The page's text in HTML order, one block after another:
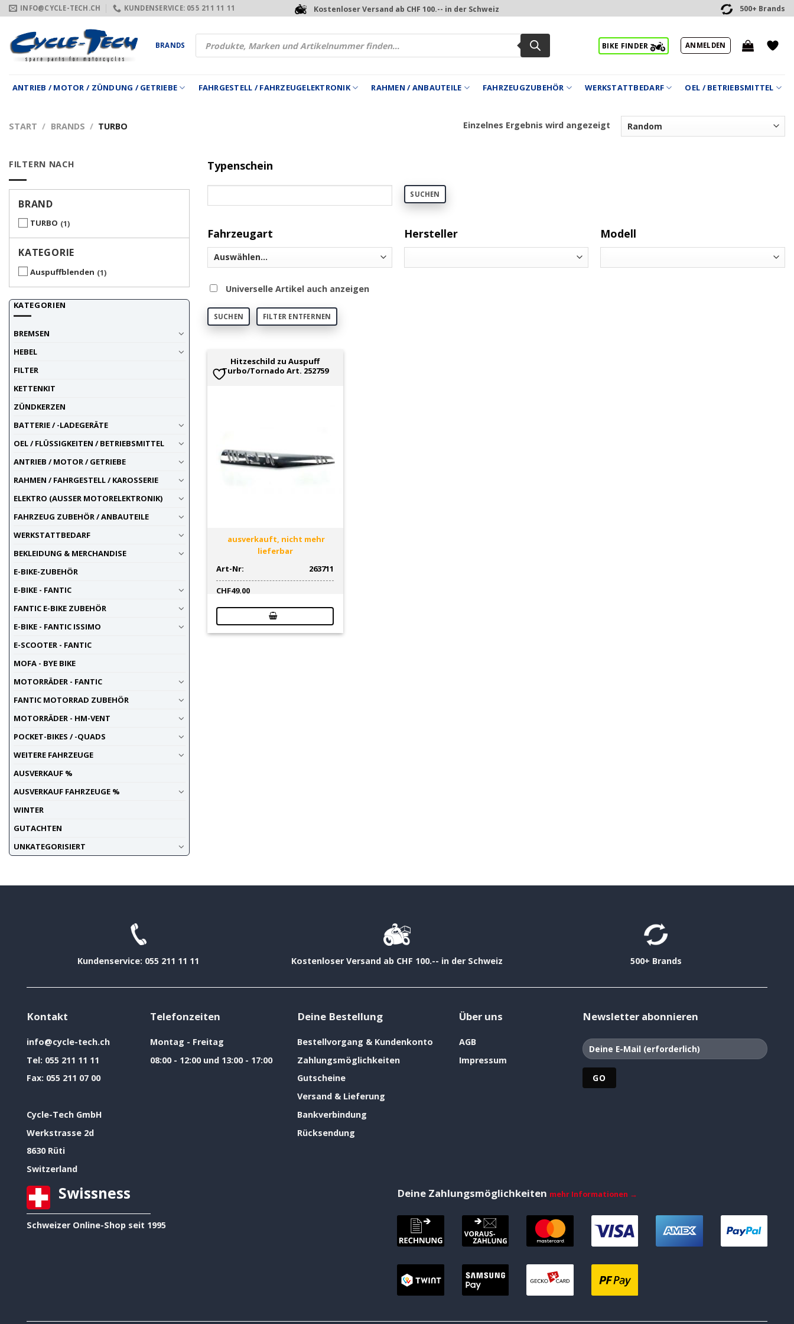
Zum
Inhalt
springen
INFO@CYCLE-TECH.CH KUNDENSERVICE: 055 211 11 11 Kostenloser Versand ab CHF 100.-- in der Schweiz 500+ Brands
BRANDS
Products
search
BIKE FINDER ANMELDEN
ANTRIEB / MOTOR / ZÜNDUNG / GETRIEBE FAHRGESTELL / FAHRZEUGELEKTRONIK RAHMEN / ANBAUTEILE FAHRZEUGZUBEHÖR WERKSTATTBEDARF OEL / BETRIEBSMITTEL
START / BRANDS / TURBO Einzelnes Ergebnis wird angezeigt
FILTERN NACH
BRAND
TURBO 1
KATEGORIE
Auspuffblenden 1
KATEGORIEN
BREMSEN
HEBEL
FILTER
KETTENKIT
ZÜNDKERZEN
BATTERIE / -LADEGERÄTE
OEL / FLÜSSIGKEITEN / BETRIEBSMITTEL
ANTRIEB / MOTOR / GETRIEBE
RAHMEN / FAHRGESTELL / KAROSSERIE
ELEKTRO (AUSSER MOTORELEKTRONIK)
FAHRZEUG ZUBEHÖR / ANBAUTEILE
WERKSTATTBEDARF
BEKLEIDUNG & MERCHANDISE
E-BIKE-ZUBEHÖR
E-BIKE - FANTIC
FANTIC E-BIKE ZUBEHÖR
E-BIKE - FANTIC ISSIMO
E-SCOOTER - FANTIC
MOFA - BYE BIKE
MOTORRÄDER - FANTIC
FANTIC MOTORRAD ZUBEHÖR
MOTORRÄDER - HM-VENT
POCKET-BIKES / -QUADS
WEITERE FAHRZEUGE
AUSVERKAUF %
AUSVERKAUF FAHRZEUGE %
WINTER
GUTACHTEN
UNKATEGORISIERT
Typenschein
SUCHEN
Fahrzeugart Hersteller Modell
Universelle Artikel auch anzeigen
SUCHEN FILTER ENTFERNEN
Hitzeschild zu Auspuff
Turbo/Tornado Art. 252759
ausverkauft, nicht mehr
lieferbar
Art-Nr:
263711
CHF49.00
Kundenservice: 055 211 11 11 Kostenloser Versand ab CHF 100.-- in der Schweiz 500+ Brands
Kontakt
info@cycle-tech.ch
Tel: 055 211 11 11
Fax: 055 211 07 00
Cycle-Tech GmbH
Werkstrasse 2d
8630 Rüti
Switzerland
Telefonzeiten
Montag - Freitag
08:00 - 12:00 und 13:00 - 17:00
Deine Bestellung
Bestellvorgang & Kundenkonto
Zahlungsmöglichkeiten
Gutscheine
Versand & Lieferung
Bankverbindung
Rücksendung
Über uns
AGB
Impressum
Newsletter abonnieren
Swissness
Schweizer Online-Shop seit 1995
Deine Zahlungsmöglichkeiten mehr Informationen →